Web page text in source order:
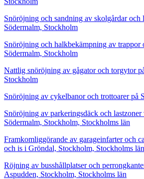
Snöröjning och sandning av skolgårdar och
Södermalm, Stockholm
Snöröjning och halkbekämpning av trappor
Södermalm, Stockholm
Nattlig snöröjning av gågator och torgytor
Stockholm
Snöröjning av cykelbanor och trottoarer på
Snöröjning av parkeringsdäck och
Södermalm, Stockholm, Stockholms län
Framkomliggörande av garageinfarter och
och is i Gröndal, Stockholm, Stockholms län
Röjning av busshållplatser och
Aspudden, Stockholm, Stockholms län